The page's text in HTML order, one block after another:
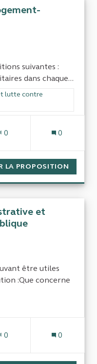
suivantes :
dans chaque...
: Cohésion sociale,
lutte contre
0 0
LA PROPOSITION
et
être utiles
:Que concerne
: Économie & entreprises
0 0